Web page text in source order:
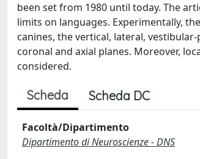
been set from 1980 until today. The
limits on languages. Experimentally,
canines, the vertical, lateral,
coronal and axial planes. Moreover,
considered.
Scheda Scheda DC
Facoltà/Dipartimento
Dipartimento di Neuroscienze - DNS